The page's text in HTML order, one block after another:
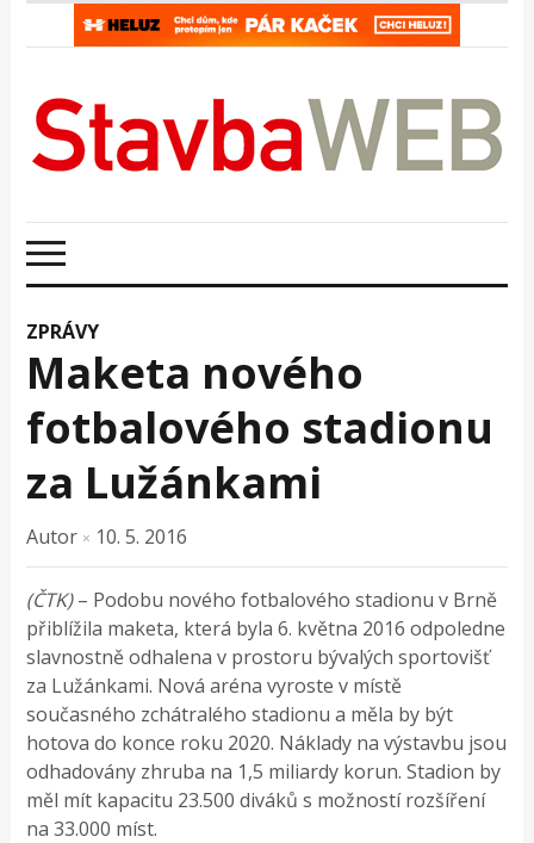
ZPRÁVY
Maketa nového
fotbalového stadionu
za Lužánkami
Autor × 10. 5. 2016
(ČTK)– Podobu nového fotbalového stadionu v Brně
přiblížila maketa, která byla 6. května 2016 odpoledne
slavnostně odhalena v prostoru bývalých sportovišť
za Lužánkami. Nová aréna vyroste v místě
současného zchátralého stadionu a měla by být
hotova do konce roku 2020. Náklady na výstavbu jsou
odhadovány zhruba na 1,5 miliardy korun. Stadion by
měl mít kapacitu 23.500 diváků s možností rozšíření
na 33.000 míst.